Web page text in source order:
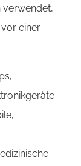
verwendet,
einer